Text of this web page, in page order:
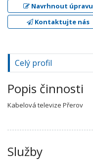
Navrhnout úpravu
Kontaktujte nás
Celý profil
Popis činnosti
Kabelová televize Přerov
Služby